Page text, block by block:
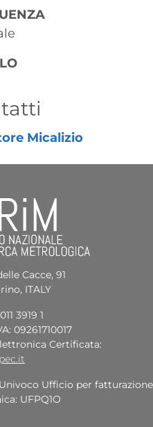
Micalizio
Cacce, 91
ITALY
3919 1
09261710017
Certificata:
Ufficio per fatturazione
UFPQ1O